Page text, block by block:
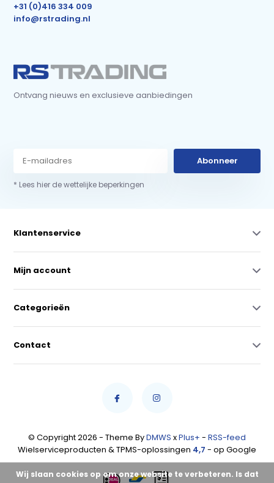
+31 (0)416 334 009
info@rstrading.nl
Ontvang nieuws en exclusieve aanbiedingen
Abonneer
* Lees hier de wettelijke beperkingen
Klantenservice
Mijn account
Categorieën
Contact
© Copyright 2026 - Theme ByDMWS xPlus+ - RSS-feed
Wielserviceproducten & TPMS-oplossingen 4,7 - op Google
Wij slaan cookies op om onze website te verbeteren. Is dat